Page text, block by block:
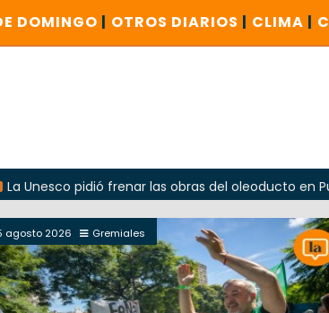
DOMINGO | OTROS DIARIOS | CLIMA |
pidió frenar las obras del oleoducto en Punta
agosto 2026 Gremiales